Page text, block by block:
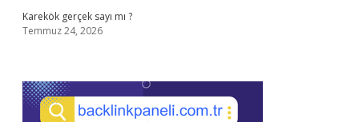
Karekök gerçek sayı mı ?
Temmuz 24, 2026